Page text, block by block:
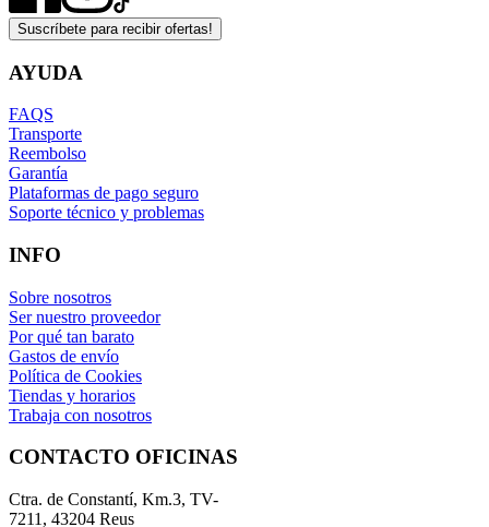
Suscríbete para recibir ofertas!
AYUDA
FAQS
Transporte
Reembolso
Garantía
Plataformas de pago seguro
Soporte técnico y problemas
INFO
Sobre nosotros
Ser nuestro proveedor
Por qué tan barato
Gastos de envío
Política de Cookies
Tiendas y horarios
Trabaja con nosotros
CONTACTO OFICINAS
Ctra. de Constantí, Km.3, TV-
7211, 43204 Reus